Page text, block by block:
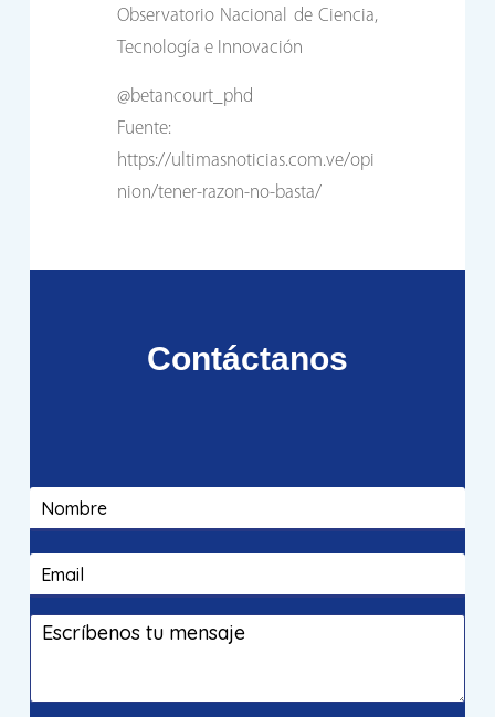
Observatorio Nacional de Ciencia,
Tecnología e Innovación
@betancourt_phd
Fuente:
https://ultimasnoticias.com.ve/opi
nion/tener-razon-no-basta/
Contáctanos